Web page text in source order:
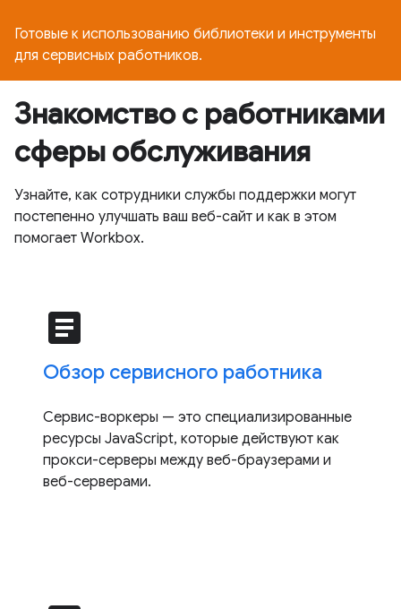
Готовые к использованию библиотеки и инструменты
для сервисных работников.
Знакомство с работниками
сферы обслуживания
Узнайте, как сотрудники службы поддержки могут
постепенно улучшать ваш веб-сайт и как в этом
помогает Workbox.
article
Обзор сервисного работника
Сервис-воркеры — это специализированные
ресурсы JavaScript, которые действуют как
прокси-серверы между веб-браузерами и
веб-серверами.